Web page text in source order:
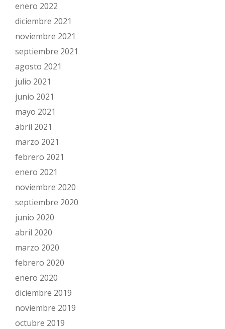
enero 2022
diciembre 2021
noviembre 2021
septiembre 2021
agosto 2021
julio 2021
junio 2021
mayo 2021
abril 2021
marzo 2021
febrero 2021
enero 2021
noviembre 2020
septiembre 2020
junio 2020
abril 2020
marzo 2020
febrero 2020
enero 2020
diciembre 2019
noviembre 2019
octubre 2019